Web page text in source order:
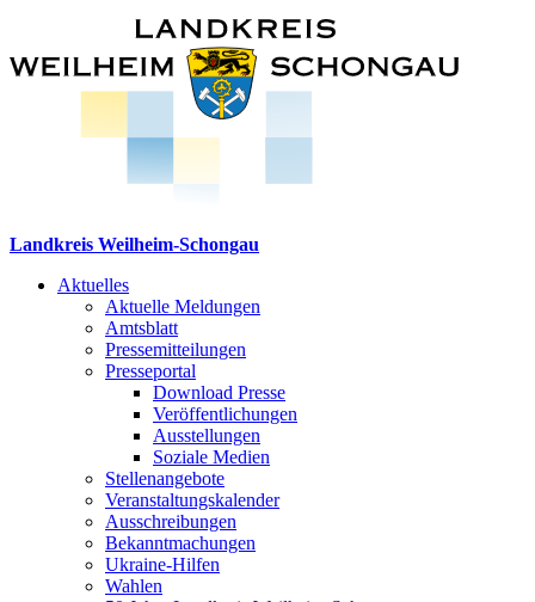
Landkreis Weilheim-Schongau
Aktuelles
Aktuelle Meldungen
Amtsblatt
Pressemitteilungen
Presseportal
Download Presse
Veröffentlichungen
Ausstellungen
Soziale Medien
Stellenangebote
Veranstaltungskalender
Ausschreibungen
Bekanntmachungen
Ukraine-Hilfen
Wahlen